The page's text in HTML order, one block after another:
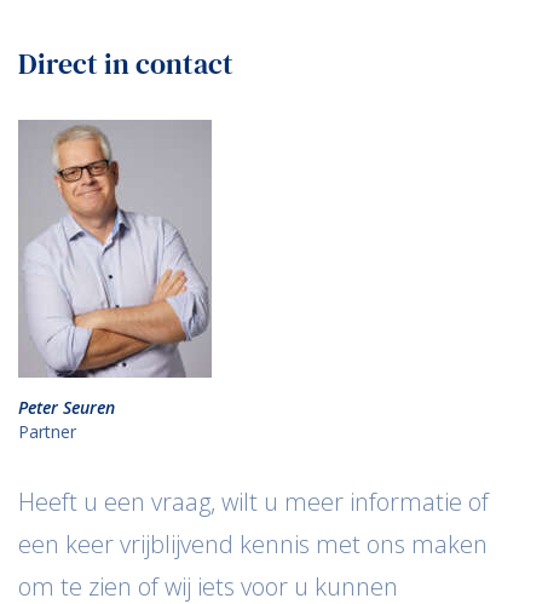
Direct in contact
Peter Seuren
Partner
Heeft u een vraag, wilt u meer informatie of
een keer vrijblijvend kennis met ons maken
om te zien of wij iets voor u kunnen